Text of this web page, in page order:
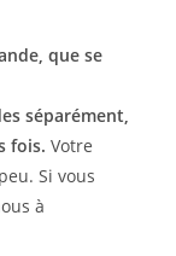
que se
séparément,
fois. Votre
Si vous
à